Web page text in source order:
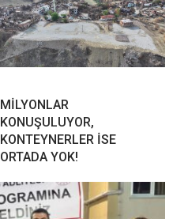
MİLYONLAR
KONUŞULUYOR,
KONTEYNERLER İSE
ORTADA YOK!